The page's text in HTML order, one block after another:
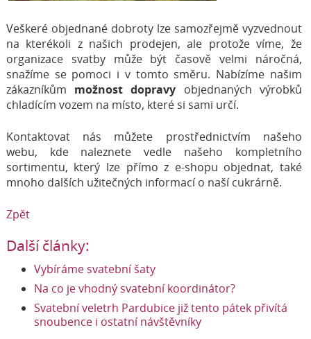
Veškeré objednané dobroty lze samozřejmě vyzvednout
na kterékoli z našich prodejen, ale protože víme, že
organizace svatby může být časově velmi náročná,
snažíme se pomoci i v tomto směru. Nabízíme našim
zákazníkům možnost dopravy objednaných výrobků
chladícím vozem na místo, které si sami určí.
Kontaktovat nás můžete prostřednictvím našeho
webu, kde naleznete vedle našeho kompletního
sortimentu, který lze přímo z e-shopu objednat, také
mnoho dalších užitečných informací o naší cukrárně.
Zpět
Další články:
Vybíráme svatební šaty
Na co je vhodný svatební koordinátor?
Svatební veletrh Pardubice již tento pátek přivítá
snoubence i ostatní návštěvníky